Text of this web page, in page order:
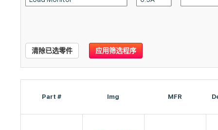
清除已选零件 应用筛选程序
Part # Img MFR